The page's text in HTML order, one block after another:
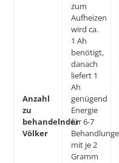
Anzahl
zu
behandelnder
Völker
zum
Aufheizen
wird ca.
1 Ah
benötigt,
danach
liefert 1
Ah
genügend
Energie
für 6-7
mit je 2
Gramm